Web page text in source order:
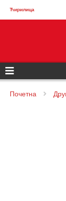
Ћирилица
Почетна